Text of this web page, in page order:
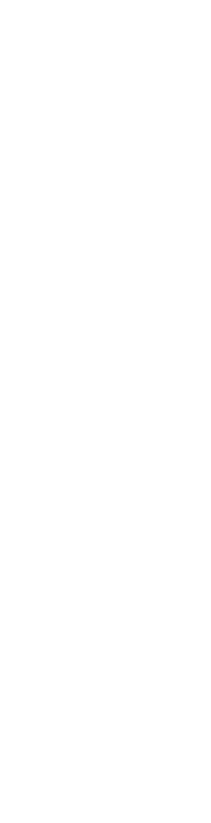
をご了承ください。
基づき作成されるも
ことをご了承くださ
ン制御機器販売店・
ださい。
ないようお願いしま
バーズにご登録され
ることをご了承くだ
の範囲」に記載されて
ル類(PBDE) 1000ppm以下、
以下、フタル酸ジブチ
ものではありません。
荷製品に未対応品が
、2022年1月12日よ
テル類) : 1000ppm、
ル) : 1000ppm、
及ぼさない年数を意
う必要な手段を講じ
三者に通知します。
合は、取り引きをい
当のオムロン制御